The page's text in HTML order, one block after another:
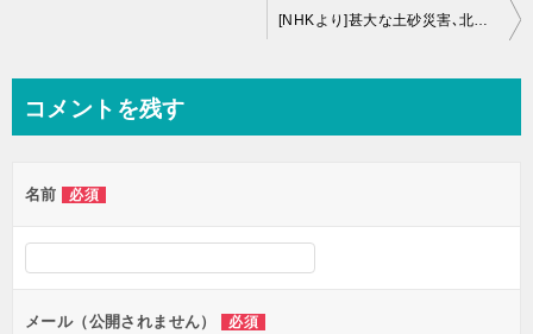
ビ
ー
シ
ン
[NHKより]甚大な土砂災害､北海道胆振地震に起きた土砂災害について
コメントを残す
名前 必須
メール（公開されません） 必須